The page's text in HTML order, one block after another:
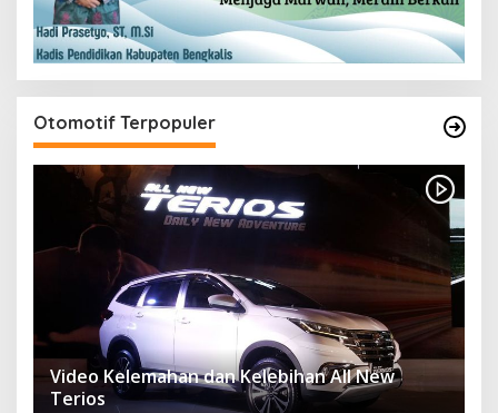
Otomotif Terpopuler
Video Kelemahan dan Kelebihan All New
Terios